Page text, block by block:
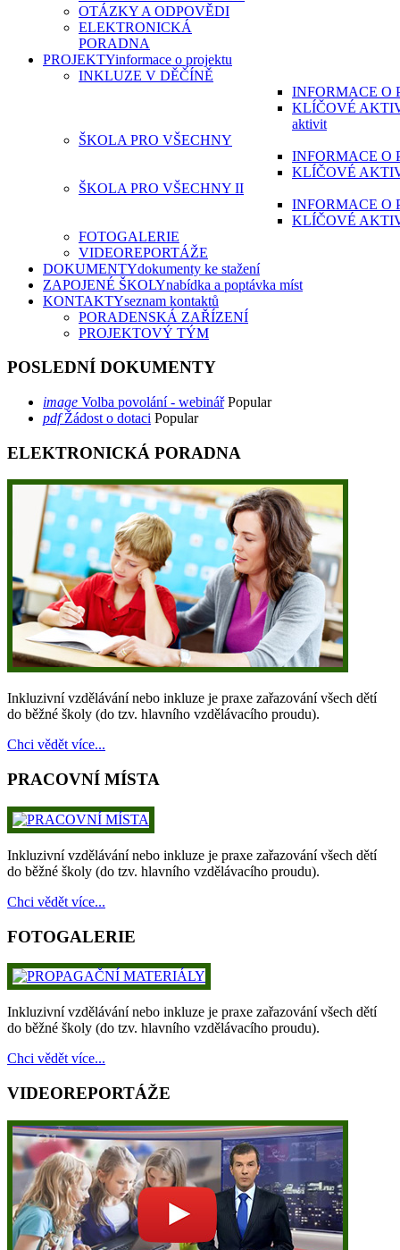
OTÁZKY A ODPOVĚDI
ELEKTRONICKÁ
PORADNA
PROJEKTYinformace o projektu
INKLUZE V DĚČÍNĚ
INFORMACE O
KLÍČOVÉ
aktivit
ŠKOLA PRO VŠECHNY
INFORMACE O
KLÍČOVÉ
ŠKOLA PRO VŠECHNY II
INFORMACE O
KLÍČOVÉ
FOTOGALERIE
VIDEOREPORTÁŽE
DOKUMENTYdokumenty ke stažení
ZAPOJENÉ ŠKOLYnabídka a poptávka míst
KONTAKTYseznam kontaktů
PORADENSKÁ ZAŘÍZENÍ
PROJEKTOVÝ TÝM
POSLEDNÍ DOKUMENTY
image Volba povolání - webinář Popular
pdf Žádost o dotaci Popular
ELEKTRONICKÁ PORADNA
Inkluzivní vzdělávání nebo inkluze je praxe zařazování všech dětí
do běžné školy (do tzv. hlavního vzdělávacího proudu).
Chci vědět více...
PRACOVNÍ MÍSTA
Inkluzivní vzdělávání nebo inkluze je praxe zařazování všech dětí
do běžné školy (do tzv. hlavního vzdělávacího proudu).
Chci vědět více...
FOTOGALERIE
Inkluzivní vzdělávání nebo inkluze je praxe zařazování všech dětí
do běžné školy (do tzv. hlavního vzdělávacího proudu).
Chci vědět více...
VIDEOREPORTÁŽE